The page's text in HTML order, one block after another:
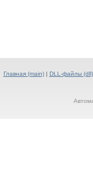
Главная (main)| DLL-файлы (dll)